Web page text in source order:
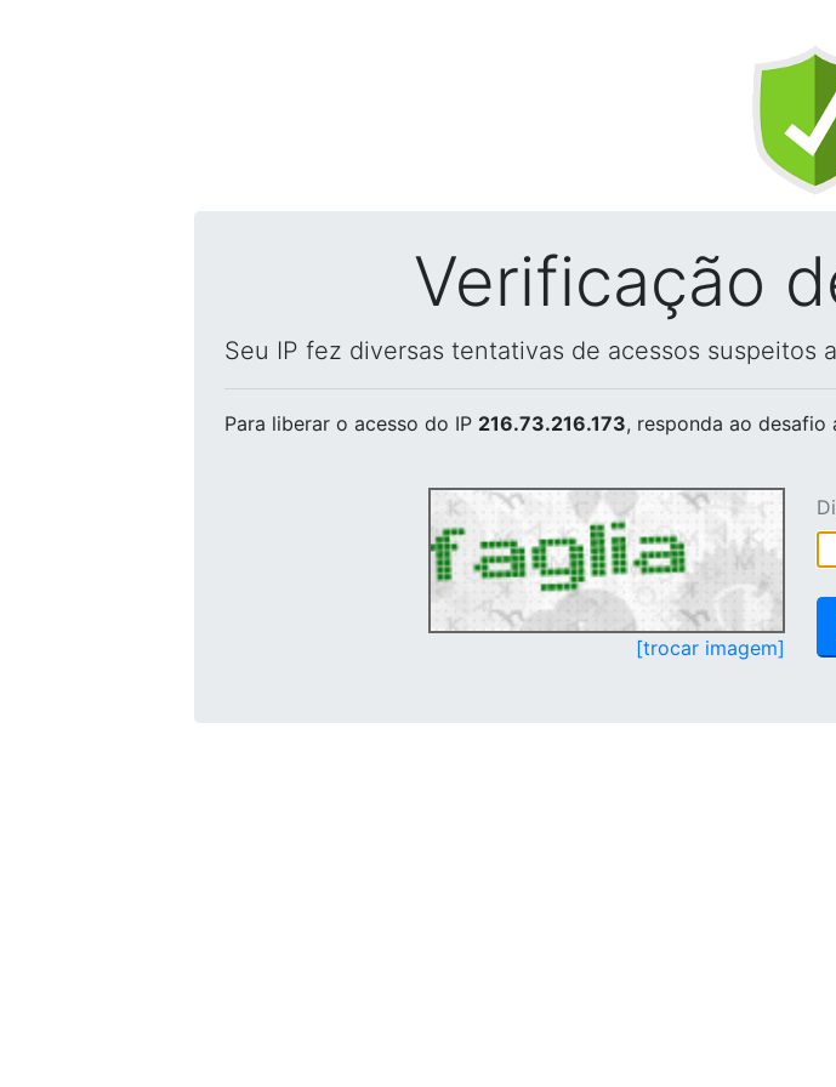
Verificação
Seu IP fez diversas tentativas de acessos suspeitos
Para liberar o acesso do IP 216.73.216.173, responda ao desafio
[trocar imagem]